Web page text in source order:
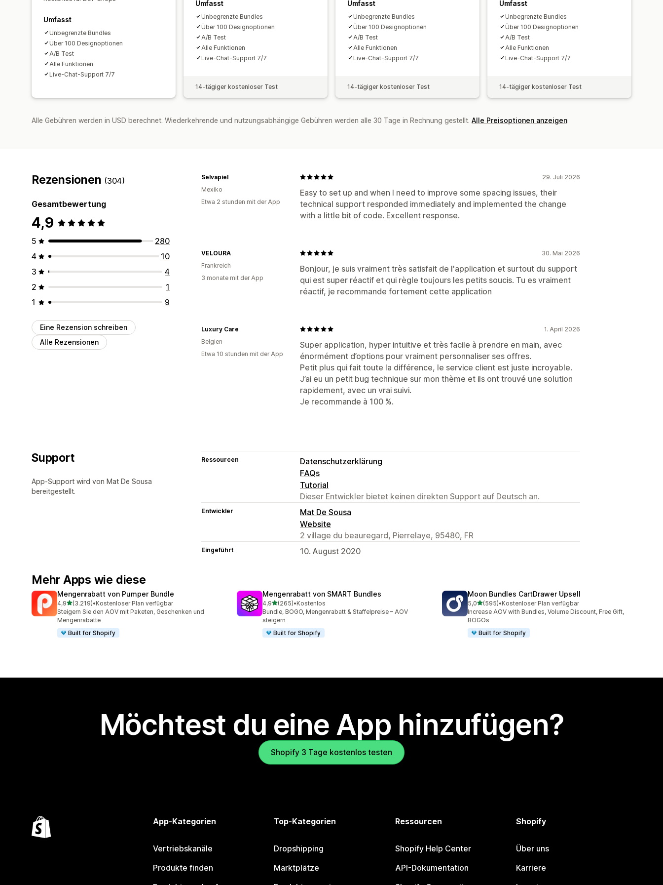
Umfasst
Unbegrenzte Bundles
Über 100 Designoptionen
A/B Test
Alle Funktionen
Live-Chat-Support 7/7
Umfasst
Unbegrenzte Bundles
Über 100 Designoptionen
A/B Test
Alle Funktionen
Live-Chat-Support 7/7
14-tägiger kostenloser Test
Umfasst
Unbegrenzte Bundles
Über 100 Designoptionen
A/B Test
Alle Funktionen
Live-Chat-Support 7/7
14-tägiger kostenloser Test
Umfasst
Unbegrenzte Bundles
Über 100 Designoptionen
A/B Test
Alle Funktionen
Live-Chat-Support 7/7
14-tägiger kostenloser Test
Alle Gebühren werden in USD berechnet. Wiederkehrende und nutzungsabhängige Gebühren werden alle 30 Tage in Rechnung gestellt. Alle Preisoptionen anzeigen
Rezensionen (304)
Gesamtbewertung
4,9
5
280
4
10
3
4
2
1
1
9
Eine Rezension schreiben
Alle Rezensionen
29. Juli 2026
Easy to set up and when I need to improve some spacing issues, their
technical support responded immediately and implemented the change
with a little bit of code. Excellent response.
Selvapiel
Mexiko
Etwa 2 stunden mit der App
30. Mai 2026
Bonjour, je suis vraiment très satisfait de l'application et surtout du support
qui est super réactif et qui règle toujours les petits soucis. Tu es vraiment
réactif, je recommande fortement cette application
VELOURA
Frankreich
3 monate mit der App
1. April 2026
Super application, hyper intuitive et très facile à prendre en main, avec
énormément d’options pour vraiment personnaliser ses offres.
Petit plus qui fait toute la différence, le service client est juste incroyable.
J’ai eu un petit bug technique sur mon thème et ils ont trouvé une solution
rapidement, avec un vrai suivi.
Je recommande à 100 %.
Luxury Care
Belgien
Etwa 10 stunden mit der App
Support
App-Support wird von Mat De Sousa
bereitgestellt.
Ressourcen
Datenschutzerklärung
FAQs
Tutorial
Dieser Entwickler bietet keinen direkten Support auf Deutsch an.
Entwickler
Mat De Sousa
Website
2 village du beauregard, Pierrelaye, 95480, FR
Eingeführt 10. August 2020
Mehr Apps wie diese
Mengenrabatt von Pumper Bundle
4,9von 5 Sternen
(3.219)
3219 Rezensionen insgesamt
•Kostenloser Plan verfügbar
Steigern Sie den AOV mit Paketen, Geschenken und
Mengenrabatte
Built for Shopify
Mengenrabatt von SMART Bundles
4,9von 5 Sternen
(265)
265 Rezensionen insgesamt
•Kostenlos
Bundle, BOGO, Mengenrabatt & Staffelpreise – AOV
steigern
Built for Shopify
Moon Bundles CartDrawer Upsell
5,0von 5 Sternen
(595)
595 Rezensionen insgesamt
•Kostenloser Plan verfügbar
Increase AOV with Bundles, Volume Discount, Free Gift,
BOGOs
Built for Shopify
Möchtest du eine App hinzufügen?
Shopify 3 Tage kostenlos testen
App-Kategorien
Vertriebskanäle
Produkte finden
Top-Kategorien
Dropshipping
Marktplätze
Ressourcen
Shopify Help Center
API-Dokumentation
Shopify
Über uns
Karriere